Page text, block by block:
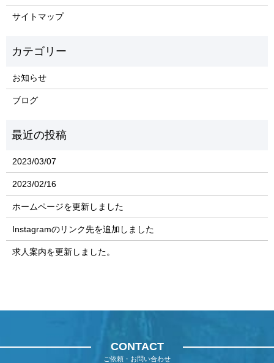
サイトマップ
お知らせ
ブログ
2023/03/07
2023/02/16
ホームページを更新しました
Instagramのリンク先を追加しました
求人案内を更新しました。
CONTACT
ご依頼・お問い合わせ